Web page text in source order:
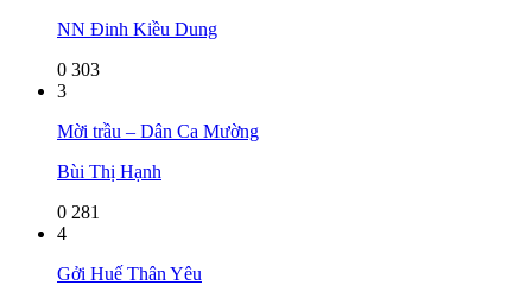
NN Đinh Kiều Dung
0 303
3
Mời trầu – Dân Ca Mường
Bùi Thị Hạnh
0 281
4
Gởi Huế Thân Yêu